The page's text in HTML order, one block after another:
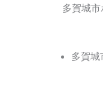
多賀城
多賀城